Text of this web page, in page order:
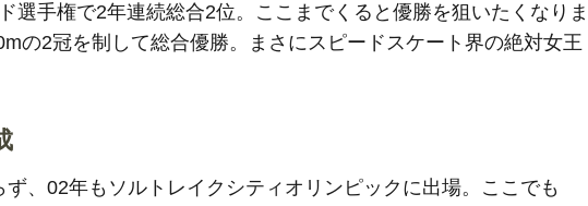
選手権で2年連続総合2位。ここまでくると優勝を狙いたくなりま
の2冠を制して総合優勝。まさにスピードスケート界の絶対女王
、02年もソルトレイクシティオリンピックに出場。ここでも